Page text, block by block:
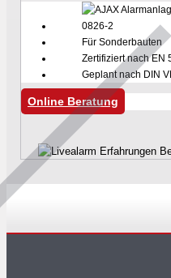
Für Sonderbauten
Zertifiziert nach EN
Geplant nach DIN
Online Beratung